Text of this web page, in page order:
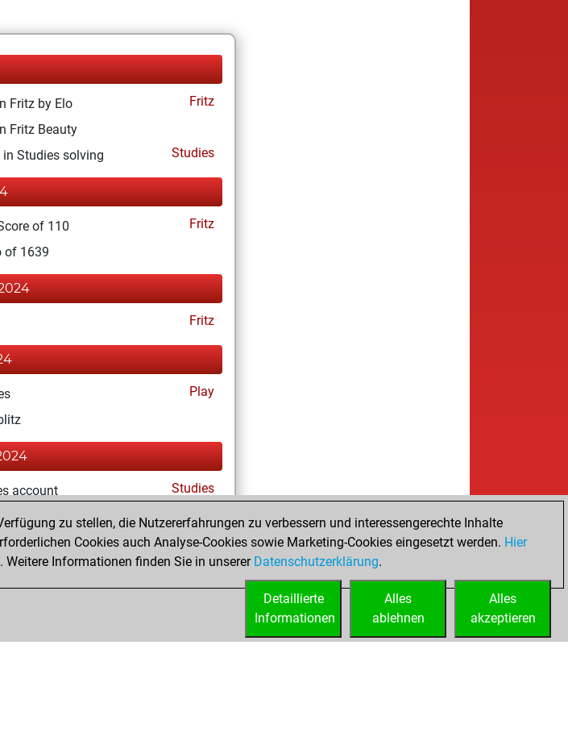
Fritz by Elo
Fritz
Fritz Beauty
Studies solving
Studies
of 110
Fritz
of 1639
Fritz
Play
account Studies
Fritz
zu stellen, die Nutzererfahrungen zu verbessern und interessengerechte Inhalte
Cookies auch Analyse-Cookies sowie Marketing-Cookies eingesetzt werden. Hier
Weitere Informationen finden Sie in unserer Datenschutzerklärung.
Alles
akzeptieren
Alles
ablehnen
Detaillierte
Informationen